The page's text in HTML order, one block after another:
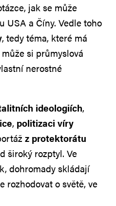
jak se může
USA a Číny. Vedle toho
, tedy téma, které má
si průmyslová
nerostné
ideologiích,
, politizaci víry
z protektorátu
široký rozptyl. Ve
dohromady skládají
rozhodovat o světě, ve